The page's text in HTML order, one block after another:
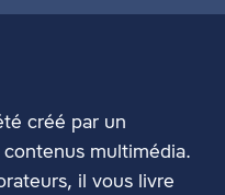
créé par un
multimédia.
il vous livre